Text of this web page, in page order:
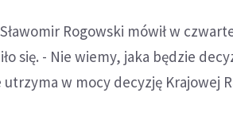
Rogowski mówił w
się. - Nie wiemy, jaka będzie
w mocy decyzję Krajowej